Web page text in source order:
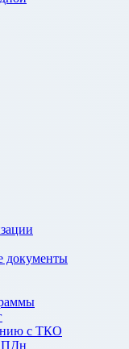
документы
с ТКО
ПДн